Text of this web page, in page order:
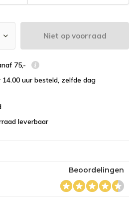
Niet op voorraad
75,-
uur besteld, zelfde dag
leverbaar
Beoordelingen